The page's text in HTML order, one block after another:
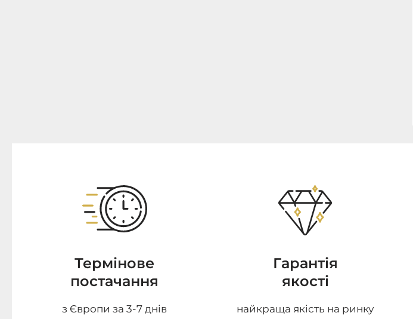
Термінове
постачання
з Європи за 3-7 днів
Гарантія
якості
найкраща якість на ринку